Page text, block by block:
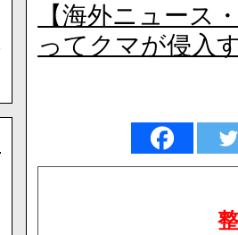
【海外ニュース
ってクマが侵入